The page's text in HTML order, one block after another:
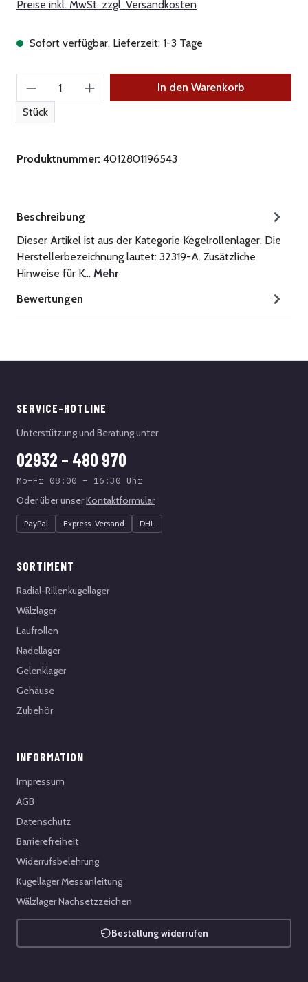
Preise inkl. MwSt. zzgl. Versandkosten
Sofort verfügbar, Lieferzeit: 1-3 Tage
Produkt Anzahl: Gib den gewünschten Wert
Stück
In den Warenkorb
Produktnummer: 4012801196543
Beschreibung
Dieser Artikel ist aus der Kategorie Kegelrollenlager. Die
Herstellerbezeichnung lautet: 32319-A. Zusätzliche
Hinweise für K… Mehr
Bewertungen
SERVICE-HOTLINE
Unterstützung und Beratung unter:
02932 – 480 970
Mo–Fr 08:00 – 16:30 Uhr
Oder über unserKontaktformular
PayPal Express-Versand DHL
SORTIMENT
Radial-Rillenkugellager
Wälzlager
Laufrollen
Nadellager
Gelenklager
Gehäuse
Zubehör
INFORMATION
Impressum
AGB
Datenschutz
Barrierefreiheit
Widerrufsbelehrung
Kugellager Messanleitung
Wälzlager Nachsetzzeichen
Bestellung widerrufen